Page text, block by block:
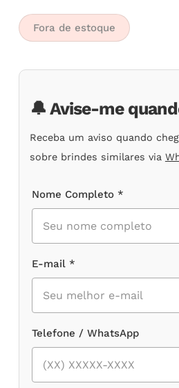
5.00de
5, com
baseado
em
clientes
Fora de estoque
🔔 Avise-me
Receba um aviso quando
sobre brindes similares via
Nome Completo *
E-mail *
Telefone / WhatsApp